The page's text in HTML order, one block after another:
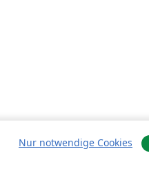
Nur notwendige Cookies